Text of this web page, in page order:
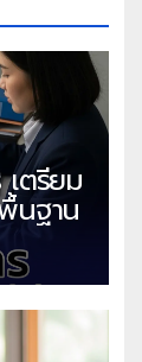
ตรียม
นฐาน